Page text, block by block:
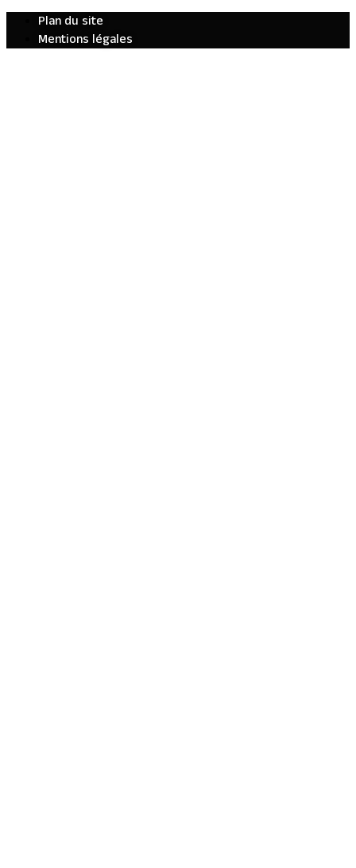
Plan du site
Mentions légales